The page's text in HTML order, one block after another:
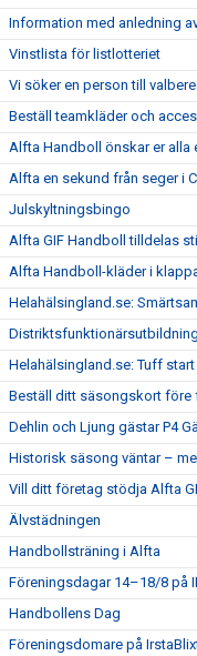
Information med anledning
Vinstlista för listlotteriet
Vi söker en person till
Beställ teamkläder och
Alfta Handboll önskar er alla
Alfta en sekund från seger i
Julskyltningsbingo
Alfta GIF Handboll tilldelas
Alfta Handboll-kläder i
Helahälsingland.se:
Helahälsingland.se: Tuff
Beställ ditt säsongskort före
Dehlin och Ljung gästar P4
Historisk säsong väntar –
Vill ditt företag stödja Alfta
Älvstädningen
Handbollsträning i Alfta
Föreningsdagar 14–18/8 på
Handbollens Dag
Föreningsdomare på